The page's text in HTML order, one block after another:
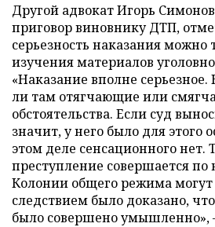
Другой адвокат Игорь
приговор виновнику ДТП,
серьезность наказания можно
изучения материалов
«Наказание вполне
ли там отягчающие или
обстоятельства. Если суд
значит, у него было для этого
этом деле сенсационного нет.
преступление совершается
Колонии общего режима могут
следствием было доказано,
было совершено умышленно»,